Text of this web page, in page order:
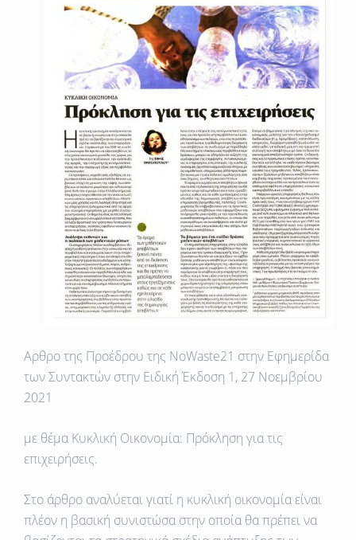
Αρθρο της Προέδρου της NoWaste21 στην Εφημερίδα
των Συντακτών στην Ειδική Έκδοση 1, 27 Νοεμβρίου
2021
με θέμα Κυκλική Οικονομία: Πρόκληση για τις
επιχειρήσεις.
Στο άρθρο αναλύεται γιατί η κυκλική οικονομία είναι
πλέον η βασική συνιστώσα στην οποία θα πρέπει να